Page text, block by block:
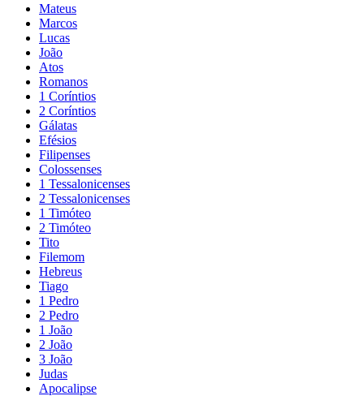
Mateus
Marcos
Lucas
João
Atos
Romanos
1 Coríntios
2 Coríntios
Gálatas
Efésios
Filipenses
Colossenses
1 Tessalonicenses
2 Tessalonicenses
1 Timóteo
2 Timóteo
Tito
Filemom
Hebreus
Tiago
1 Pedro
2 Pedro
1 João
2 João
3 João
Judas
Apocalipse